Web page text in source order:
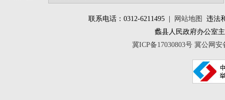
联系电话：0312-6211495 | 网站地图
违法
蠡县人民政府办公
冀ICP备17030803号 冀公网安